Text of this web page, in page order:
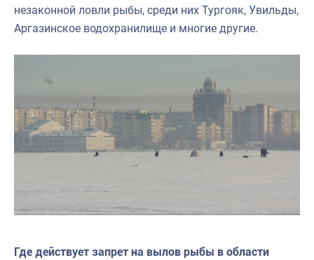
незаконной ловли рыбы, среди них Тургояк, Увильды,
Аргазинское водохранилище и многие другие.
Где действует запрет на вылов рыбы в области